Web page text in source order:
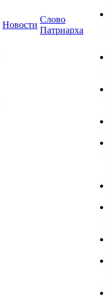
Новости
Слово
Патриарха